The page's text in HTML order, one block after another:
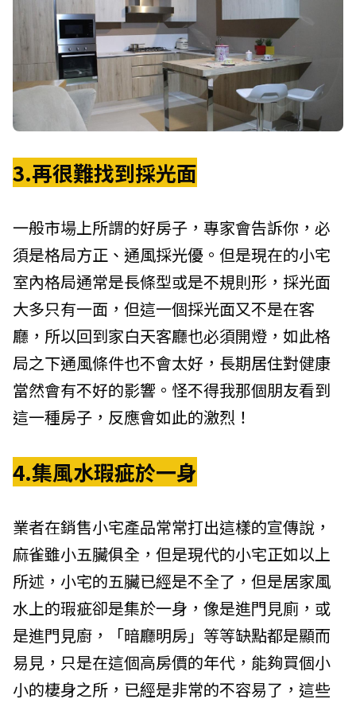
3.再很難找到採光面
一般市場上所謂的好房子，專家會告訴你，必
須是格局方正、通風採光優。但是現在的小宅
室內格局通常是長條型或是不規則形，採光面
大多只有一面，但這一個採光面又不是在客
廳，所以回到家白天客廳也必須開燈，如此格
局之下通風條件也不會太好，長期居住對健康
當然會有不好的影響。怪不得我那個朋友看到
這一種房子，反應會如此的激烈！
4.集風水瑕疵於一身
業者在銷售小宅產品常常打出這樣的宣傳說，
麻雀雖小五臟俱全，但是現代的小宅正如以上
所述，小宅的五臟已經是不全了，但是居家風
水上的瑕疵卻是集於一身，像是進門見廁，或
是進門見廚，「暗廳明房」等等缺點都是顯而
易見，只是在這個高房價的年代，能夠買個小
小的棲身之所，已經是非常的不容易了，這些